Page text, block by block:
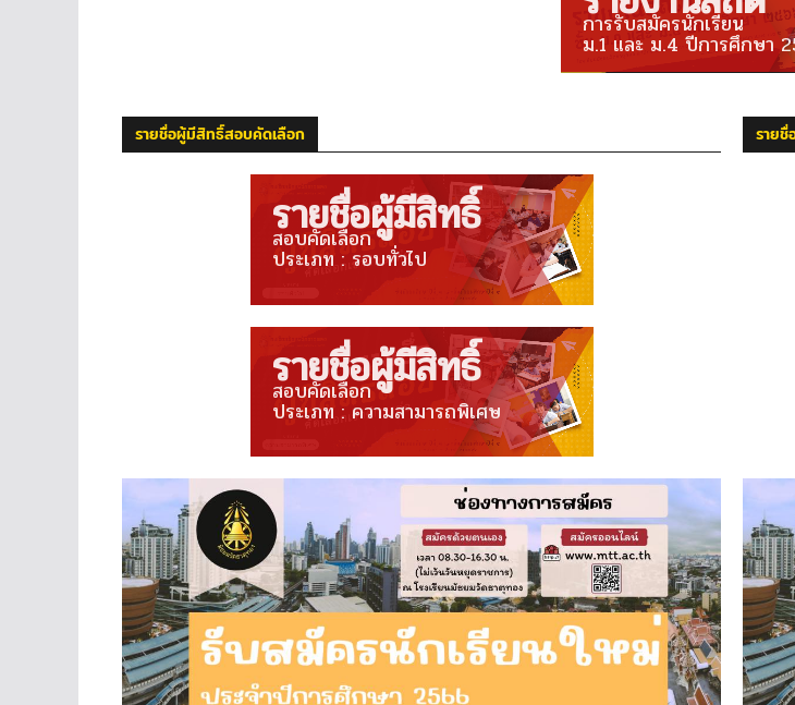
การรับสมัครนักเรียน
ม.1 และ ม.4 ปีการศึกษา
รายชื่อผู้มีสิทธิ์สอบคัดเลือก
รายชื่อผู้มีสิทธิ์
สอบคัดเลือก
ประเภท : รอบทั่วไป
รายชื่อผู้มีสิทธิ์
สอบคัดเลือก
ประเภท : ความสามารถพิเศษ
ราย